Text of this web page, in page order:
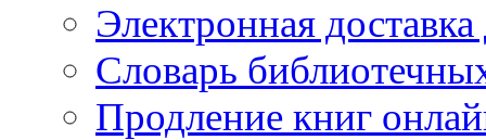
Электронная
Словарь
Продление книг